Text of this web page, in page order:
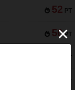
52 PT
50 PT
PT
PT